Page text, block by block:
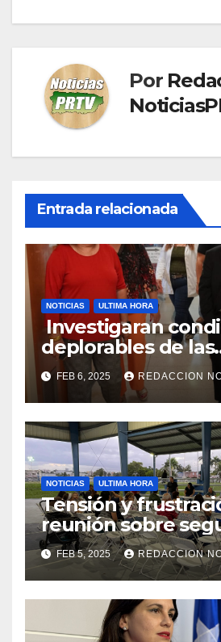
entradas
Por
Entrada relacionada
NOTICIAS ULTIMA HORA
Investigaran
deplorables de las
facilidades el
de la Salud en
FEB 6, 2025 REDACCION
NOTICIAS ULTIMA HORA
Tensión y
reunión sobre
Reparto
FEB 5, 2025 REDACCION